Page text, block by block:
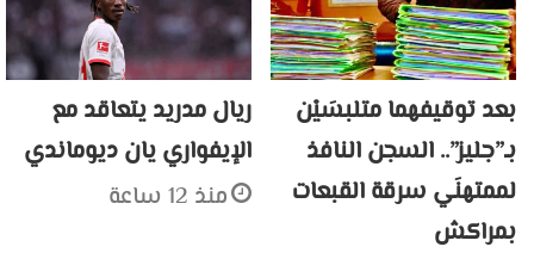
بعد توقيفهما متلبسَيْن
بـ”جليز”.. السجن النافذ
لممتهنَي سرقة القبعات
بمراكش
ريال مدريد يتعاقد مع
الإيفواري يان ديوماندي
منذ 12 ساعة